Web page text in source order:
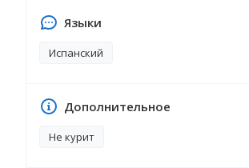
Языки
Испанский
Дополнительное
Не курит